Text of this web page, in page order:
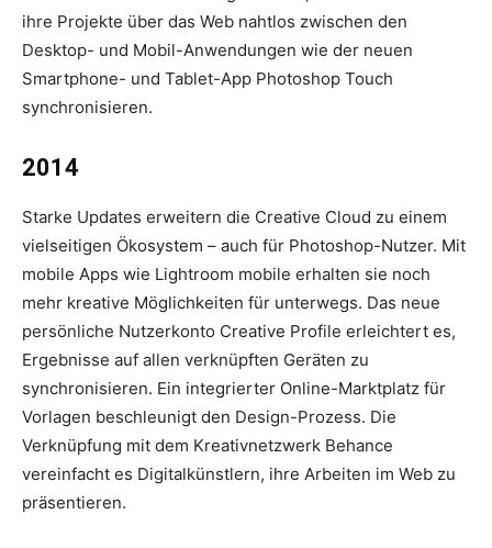
ihre Projekte über das Web nahtlos zwischen den
Desktop- und Mobil-Anwendungen wie der neuen
Smartphone- und Tablet-App Photoshop Touch
synchronisieren.
2014
Starke Updates erweitern die Creative Cloud zu einem
vielseitigen Ökosystem – auch für Photoshop-Nutzer. Mit
mobile Apps wie Lightroom mobile erhalten sie noch
mehr kreative Möglichkeiten für unterwegs. Das neue
persönliche Nutzerkonto Creative Profile erleichtert es,
Ergebnisse auf allen verknüpften Geräten zu
synchronisieren. Ein integrierter Online-Marktplatz für
Vorlagen beschleunigt den Design-Prozess. Die
Verknüpfung mit dem Kreativnetzwerk Behance
vereinfacht es Digitalkünstlern, ihre Arbeiten im Web zu
präsentieren.